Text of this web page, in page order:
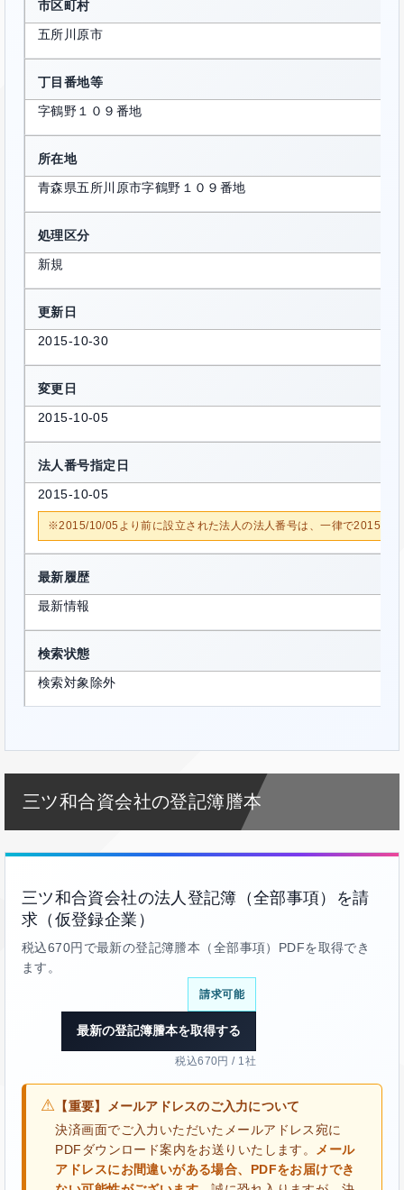
市区町村
五所川原市
丁目番地等
字鶴野１０９番地
所在地
青森県五所川原市字鶴野１０９番地
処理区分
新規
更新日
2015-10-30
変更日
2015-10-05
法人番号指定日
2015-10-05
※2015/10/05より前に設立された法人の法人番号は、一律で2015/10/
最新履歴
最新情報
検索状態
検索対象除外
三ツ和合資会社の登記簿謄本
三ツ和合資会社の法人登記簿（全部事項）を請
求（仮登録企業）
税込670円で最新の登記簿謄本（全部事項）PDFを取得でき
ます。
請求可能
最新の登記簿謄本を取得する
税込670円 / 1社
⚠ 【重要】メールアドレスのご入力について
決済画面でご入力いただいたメールアドレス宛に
PDFダウンロード案内をお送りいたします。
メール
アドレスにお間違いがある場合、PDFをお届けでき